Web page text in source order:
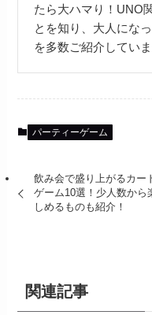
たら大ハマり！UNO
とを知り、大人にな
を多数ご紹介していま
パーティーゲーム
飲み会で盛り上がるカー
ゲーム10選！少人数から
しめるものも紹介！
関連記事